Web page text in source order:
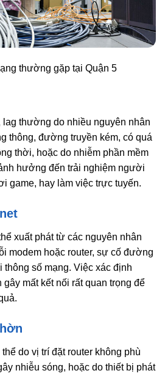
thường gặp tại Quận 5
lag thường do nhiều nguyên nhân
thông, đường truyền kém, có quá
thời, hoặc do nhiễm phần mềm
hưởng đến trải nghiệm người
game, hay làm việc trực tuyến.
xuất phát từ các nguyên nhân
modem hoặc router, sự cố đường
thông số mạng. Việc xác định
mất kết nối rất quan trọng để
do vị trí đặt router không phù
nhiễu sóng, hoặc do thiết bị phát